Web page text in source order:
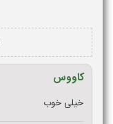
کاووس
خیلی خوب